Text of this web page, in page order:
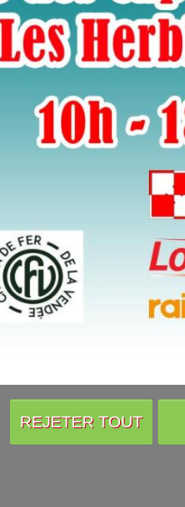
REJETER TOUT